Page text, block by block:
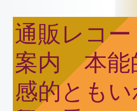
通販レコ
案内
本能
感的ともい